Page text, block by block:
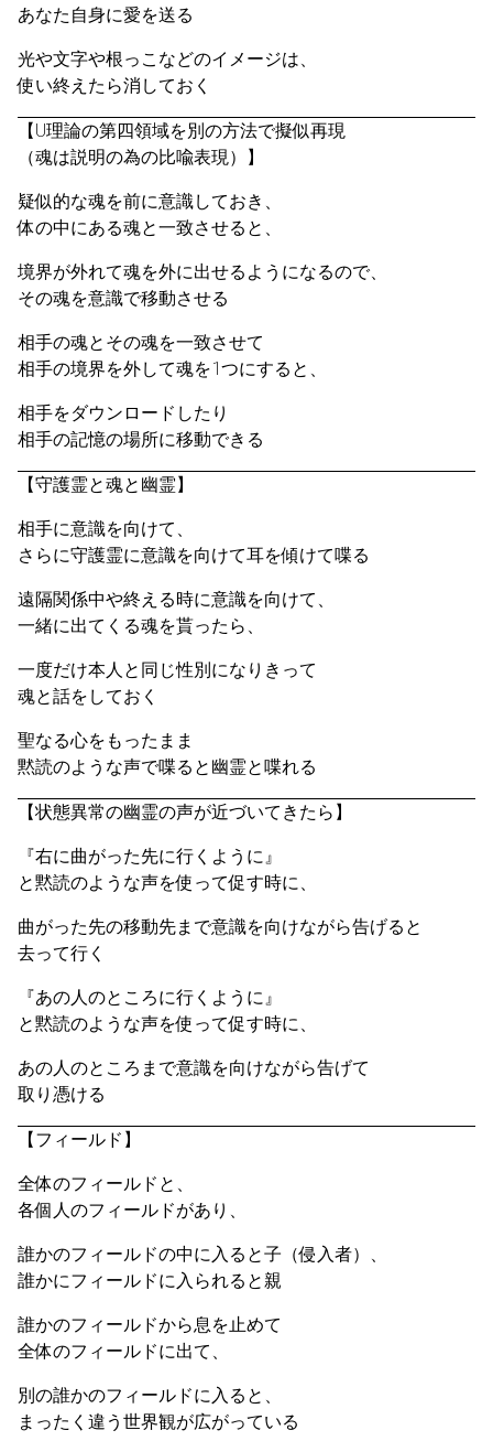
あなた自身に愛を送る
光や文字や根っこなどのイメージは、
使い終えたら消しておく
【U理論の第四領域を別の方法で擬似再現
（魂は説明の為の比喩表現）】
疑似的な魂を前に意識しておき、
体の中にある魂と一致させると、
境界が外れて魂を外に出せるようになるので、
その魂を意識で移動させる
相手の魂とその魂を一致させて
相手の境界を外して魂を1つにすると、
相手をダウンロードしたり
相手の記憶の場所に移動できる
【守護霊と魂と幽霊】
相手に意識を向けて、
さらに守護霊に意識を向けて耳を傾けて喋る
遠隔関係中や終える時に意識を向けて、
一緒に出てくる魂を貰ったら、
一度だけ本人と同じ性別になりきって
魂と話をしておく
聖なる心をもったまま
黙読のような声で喋ると幽霊と喋れる
【状態異常の幽霊の声が近づいてきたら】
『右に曲がった先に行くように』
と黙読のような声を使って促す時に、
曲がった先の移動先まで意識を向けながら告げると
去って行く
『あの人のところに行くように』
と黙読のような声を使って促す時に、
あの人のところまで意識を向けながら告げて
取り憑ける
【フィールド】
全体のフィールドと、
各個人のフィールドがあり、
誰かのフィールドの中に入ると子（侵入者）、
誰かにフィールドに入られると親
誰かのフィールドから息を止めて
全体のフィールドに出て、
別の誰かのフィールドに入ると、
まったく違う世界観が広がっている